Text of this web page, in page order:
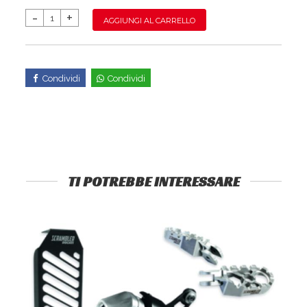
AGGIUNGI AL CARRELLO
Condividi Condividi
TI POTREBBE INTERESSARE